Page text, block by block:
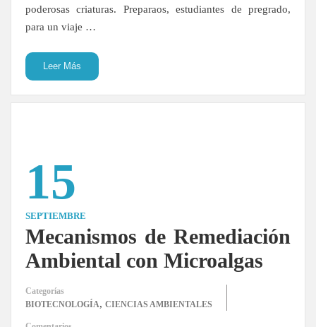
poderosas criaturas. Preparaos, estudiantes de pregrado,
para un viaje …
Leer Más
15
SEPTIEMBRE
Mecanismos de Remediación
Ambiental con Microalgas
Categorías
BIOTECNOLOGÍA, CIENCIAS AMBIENTALES